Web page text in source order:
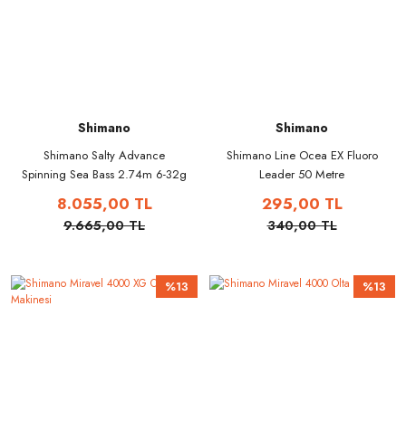
Shimano
Shimano Salty Advance
Spinning Sea Bass 2.74m 6-32g
8.055,00 TL
9.665,00 TL
Shimano
Shimano Line Ocea EX Fluoro
Leader 50 Metre
295,00 TL
340,00 TL
%13 %13